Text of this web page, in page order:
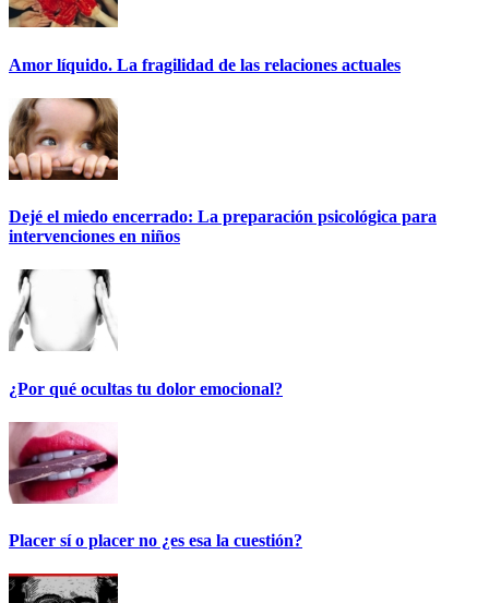
Amor líquido. La fragilidad de las relaciones actuales
Dejé el miedo encerrado: La preparación psicológica para
intervenciones en niños
¿Por qué ocultas tu dolor emocional?
Placer sí o placer no ¿es esa la cuestión?